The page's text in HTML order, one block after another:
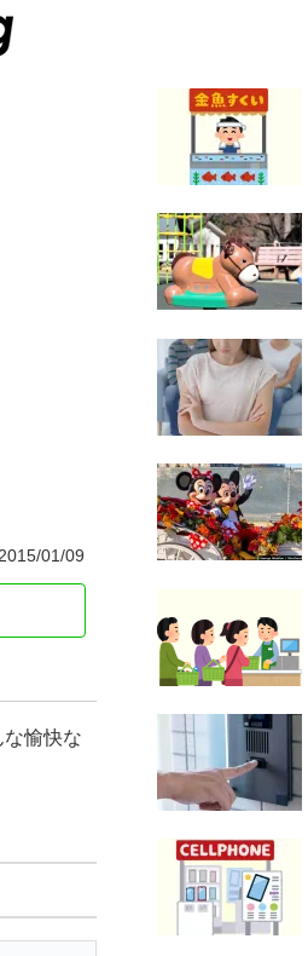
2015/01/09
愉快な